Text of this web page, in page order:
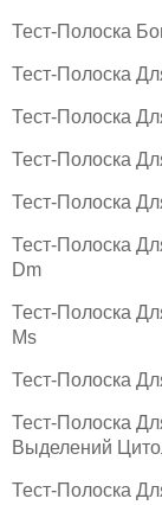
Тест-Полоска
Тест-Полоска
Тест-Полоска
Тест-Полоска
Тест-Полоска
Тест-Полоска
Dm
Тест-Полоска
Ms
Тест-Полоска
Тест-Полоска
Выделений
Тест-Полоска